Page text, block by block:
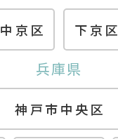
中京区 下京区
兵庫県
神戸市中央区